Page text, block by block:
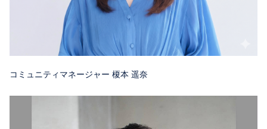
コミュニティマネージャー 榎本 遥奈